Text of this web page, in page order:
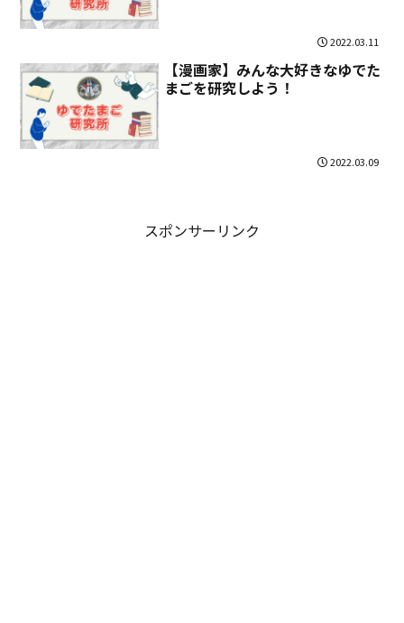
2022.03.11
【漫画家】みんな大好きなゆでた
まごを研究しよう！
2022.03.09
スポンサーリンク